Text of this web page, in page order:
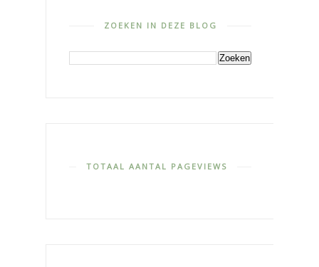
ZOEKEN IN DEZE BLOG
TOTAAL AANTAL PAGEVIEWS